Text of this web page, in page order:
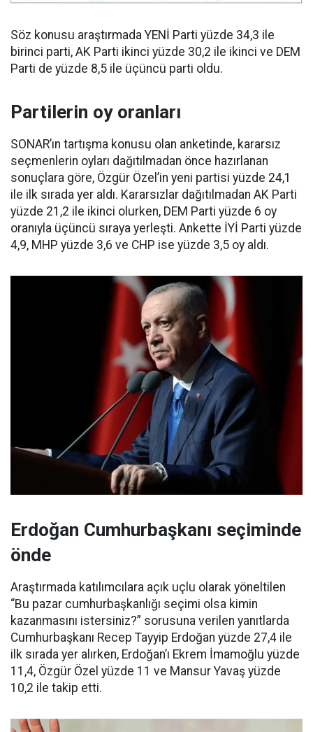
Söz konusu araştırmada YENİ Parti yüzde 34,3 ile
birinci parti, AK Parti ikinci yüzde 30,2 ile ikinci ve DEM
Parti de yüzde 8,5 ile üçüncü parti oldu.
Partilerin oy oranları
SONAR’ın tartışma konusu olan anketinde, kararsız
seçmenlerin oyları dağıtılmadan önce hazırlanan
sonuçlara göre, Özgür Özel’in yeni partisi yüzde 24,1
ile ilk sırada yer aldı. Kararsızlar dağıtılmadan AK Parti
yüzde 21,2 ile ikinci olurken, DEM Parti yüzde 6 oy
oranıyla üçüncü sıraya yerleşti. Ankette İYİ Parti yüzde
4,9, MHP yüzde 3,6 ve CHP ise yüzde 3,5 oy aldı.
Erdoğan Cumhurbaşkanı seçiminde
önde
Araştırmada katılımcılara açık uçlu olarak yöneltilen
“Bu pazar cumhurbaşkanlığı seçimi olsa kimin
kazanmasını istersiniz?” sorusuna verilen yanıtlarda
Cumhurbaşkanı Recep Tayyip Erdoğan yüzde 27,4 ile
ilk sırada yer alırken, Erdoğan’ı Ekrem İmamoğlu yüzde
11,4, Özgür Özel yüzde 11 ve Mansur Yavaş yüzde
10,2 ile takip etti.